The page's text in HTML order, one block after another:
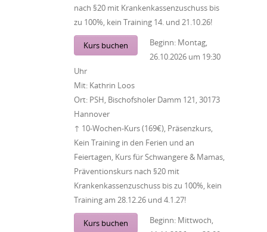
nach §20 mit Krankenkassenzuschuss bis
zu 100%, kein Training 14. und 21.10.26!
Kurs buchen Beginn: Montag,
26.10.2026 um 19:30
Uhr
Mit: Kathrin Loos
Ort: PSH, Bischofsholer Damm 121, 30173
Hannover
↑ 10-Wochen-Kurs (169€), Präsenzkurs,
Kein Training in den Ferien und an
Feiertagen, Kurs für Schwangere & Mamas,
Präventionskurs nach §20 mit
Krankenkassenzuschuss bis zu 100%, kein
Training am 28.12.26 und 4.1.27!
Kurs buchen Beginn: Mittwoch,